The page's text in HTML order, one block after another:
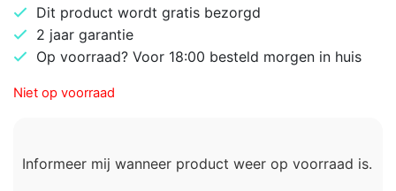
Dit product wordt gratis bezorgd
2 jaar garantie
Op voorraad? Voor 18:00 besteld morgen in huis
Niet op voorraad
Informeer mij wanneer product weer op voorraad is.